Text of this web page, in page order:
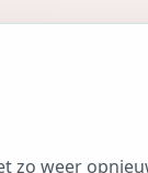
zo weer